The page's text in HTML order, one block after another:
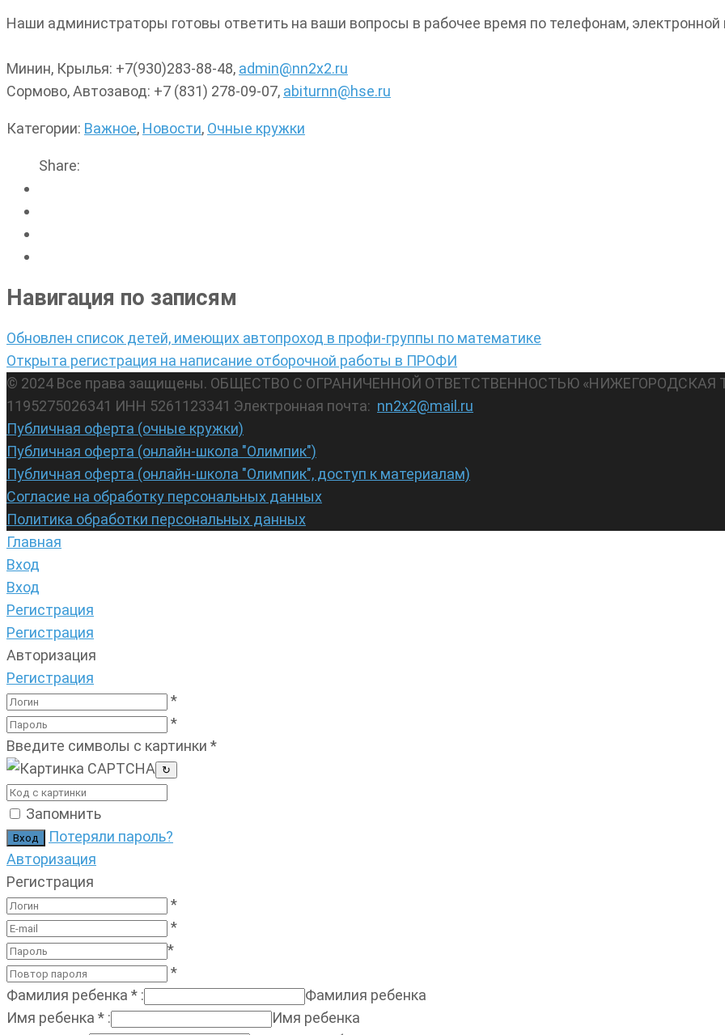
Наши администраторы готовы ответить на ваши вопросы в рабочее время по телефонам, электронной
Минин, Крылья: +7(930)283-88-48, admin@nn2x2.ru
Сормово, Автозавод: +7 (831) 278-09-07, abiturnn@hse.ru
Категории: Важное, Новости, Очные кружки
Share:
Навигация по записям
Обновлен список детей, имеющих автопроход в профи-группы по математике
Открыта регистрация на написание отборочной работы в ПРОФИ
© 2024 Все права защищены. ОБЩЕСТВО С ОГРАНИЧЕННОЙ ОТВЕТСТВЕННОСТЬЮ «НИЖЕГОРОДСКАЯ
1195275026341 ИНН 5261123341 Электронная почта: nn2x2@mail.ru
Публичная оферта (очные кружки)
Публичная оферта (онлайн-школа "Олимпик")
Публичная оферта (онлайн-школа "Олимпик", доступ к материалам)
Согласие на обработку персональных данных
Политика обработки персональных данных
Главная
Вход
Вход
Регистрация
Регистрация
Авторизация
Регистрация
*
*
Введите символы с картинки *
↻
Запомнить
Потеряли пароль?
Авторизация
Регистрация
*
*
*
*
Фамилия ребенка * :
Фамилия ребенка
Имя ребенка * :
Имя ребенка